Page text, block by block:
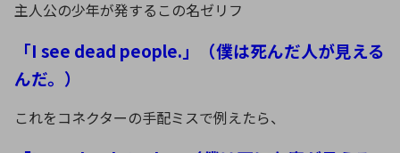
主人公の少年が発するこの名ゼリフ
「I see dead people.」（僕は死んだ人が見える
んだ。）
これをコネクターの手配ミスで例えたら、